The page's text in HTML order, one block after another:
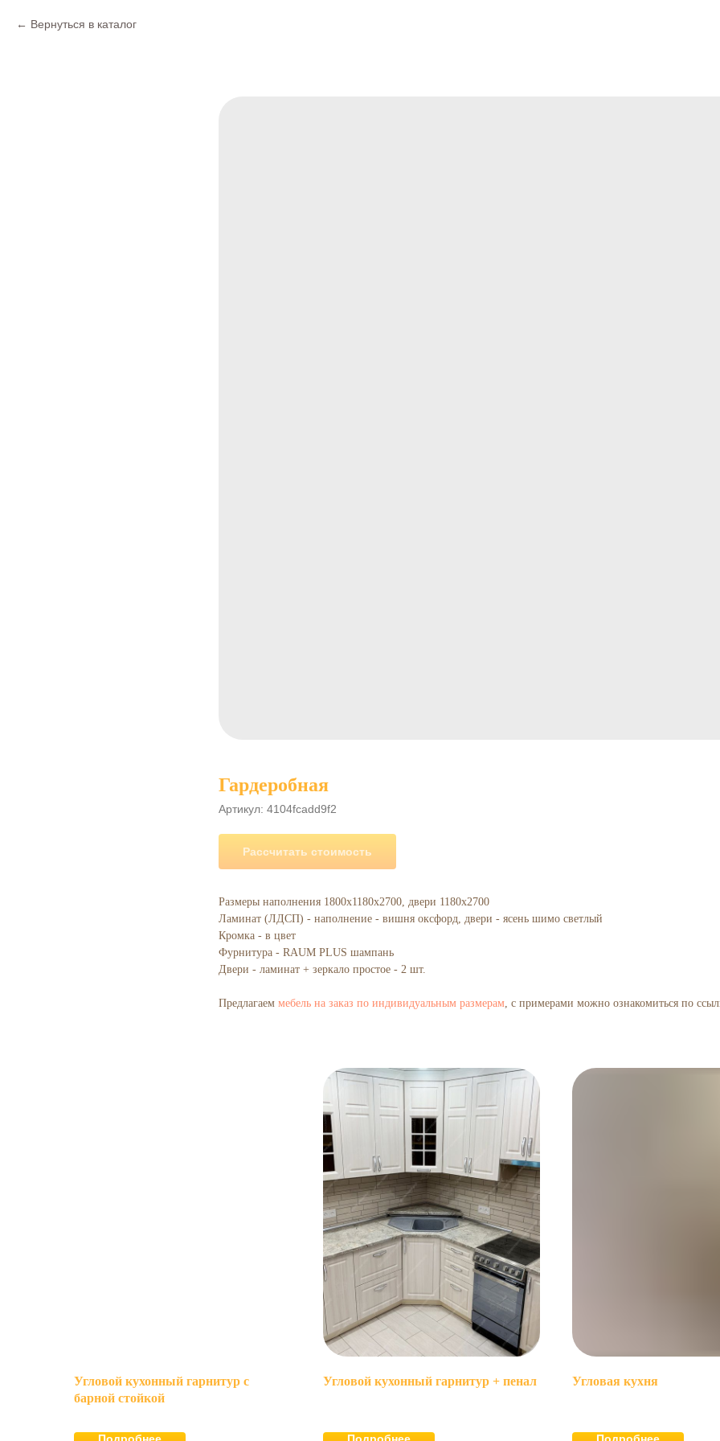
Вернуться в каталог
Гардеробная
Артикул: 4104fcadd9f2
Рассчитать стоимость
Размеры наполнения 1800х1180х2700, двери 1180х2700
Ламинат (ЛДСП) - наполнение - вишня оксфорд, двери - ясень шимо светлый
Кромка - в цвет
Фурнитура - RAUM PLUS шампань
Двери - ламинат + зеркало простое - 2 шт.
Предлагаем мебель на заказ по индивидуальным размерам, с примерами можно ознакомиться по
Угловой кухонный гарнитур с
барной стойкой
Угловой кухонный гарнитур + пенал Угловая кухня